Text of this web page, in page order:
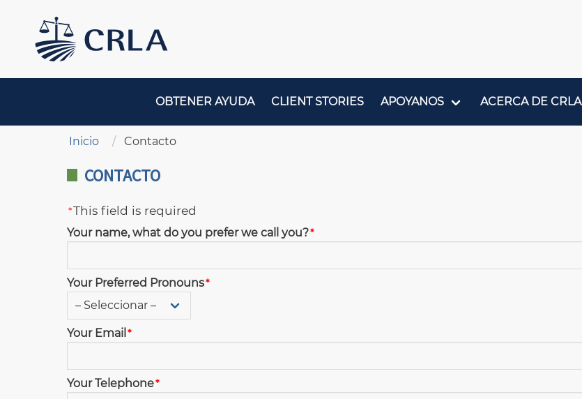
contenido
principal
OBTENER AYUDA CLIENT STORIES APOYANOS ACERCA DE CRLA
Sobrescribir enlaces de ayuda a la navegación
Inicio Contacto
CONTACTO
This field is required
Your name, what do you prefer we call you?
Your Preferred Pronouns
Your Preferred Pronouns
Your Email
Your Telephone